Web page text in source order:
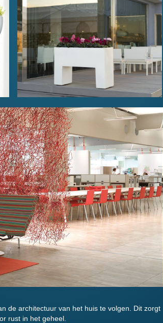
de architectuur van het huis te volgen. Dit zorgt
rust in het geheel.